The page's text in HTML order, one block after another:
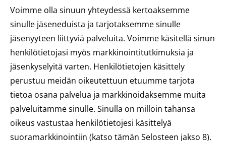
Voimme olla sinuun yhteydessä kertoaksemme
sinulle jäseneduista ja tarjotaksemme sinulle
jäsenyyteen liittyviä palveluita. Voimme käsitellä sinun
henkilötietojasi myös markkinointitutkimuksia ja
jäsenkyselyitä varten. Henkilötietojen käsittely
perustuu meidän oikeutettuun etuumme tarjota
tietoa osana palvelua ja markkinoidaksemme muita
palveluitamme sinulle. Sinulla on milloin tahansa
oikeus vastustaa henkilötietojesi käsittelyä
suoramarkkinointiin (katso tämän Selosteen jakso 8).